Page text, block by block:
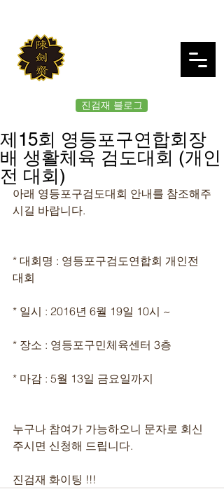
진검재 블로그
제15회 영등포구연합회장
배 생활체육 검도대회 (개인
전 대회)
아래 영등포구검도대회 안내를 참조해주
시길 바랍니다.
* 대회명 : 영등포구검도연합회 개인전
대회
* 일시 : 2016년 6월 19일 10시 ~
* 장소 : 영등포구민체육센터 3층
* 마감 : 5월 13일 금요일까지
누구나 참여가 가능하오니 문자로 회신
주시면 신청해 드립니다.
진검재 화이팅 !!!